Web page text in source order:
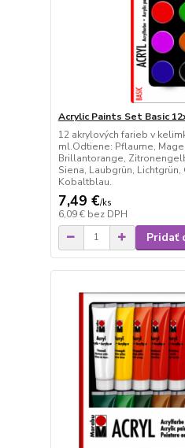
Acrylic Paints Set Basic
12 akrylových farieb v
ml.Odtiene: Pflaume,
Brillantorange,
Siena, Laubgrün,
Kobaltblau.
7,49 €/ks
6,09 € bez DPH
Pridať